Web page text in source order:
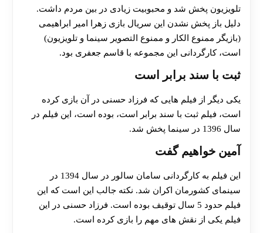
تلویزیون پخش شد و محبوبیت زیادی در بین مردم داشت.
دلیل باز پخش نشدن این سریال بازی زهرا امیر ابراهیمی
(بازیگر ممنوع الکار و ممنوع التصویر سینما و تلویزیون)
است، کارگردانی این مجموعه با قاسم جعفری بود.
ثبت با سند برابر است
یکی دیگر از فیلم هایی که فرزاد حسنی در آن بازی کرده
است، فیلم ثبت با سند برابر است، بوده است، این فیلم در
سال 1396 در سینما پخش شد.
آمین خواهیم گفت
این فیلم به کارگردانی سامان سالور در سال 1394 در
سینمای کشورمان اکران شد. نکته جالب این است که این
فیلم حدود 5 سال توقیف بوده است. فرزاد حسنی در این
فیلم یکی از نقش های مهم را بازی کرده است.